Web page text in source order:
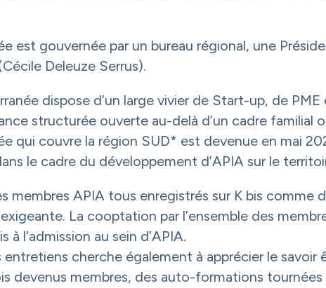
est gouvernée par un bureau régional, une
Deleuze Serrus).
dispose d’un large vivier de Start-up, de PME
structurée ouverte au-delà d’un cadre familial
qui couvre la région SUD* est devenue en mai
le cadre du développement d’APIA sur le
membres APIA tous enregistrés sur K bis comme
La cooptation par l’ensemble des
à l’admission au sein d’APIA.
entretiens cherche également à apprécier le savoir
devenus membres, des auto-formations tournées